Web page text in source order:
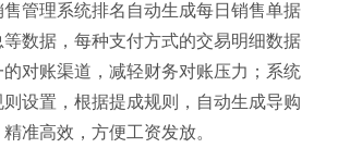
售管理系统排名自动生成每日销售单据
数据，每种支付方式的交易明细数据
对账渠道，减轻财务对账压力；系统
设置，根据提成规则，自动生成导购
准高效，方便工资发放。